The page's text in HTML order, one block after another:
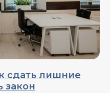
сдать лишние
закон